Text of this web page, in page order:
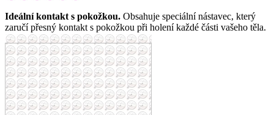
Ideální kontakt s pokožkou. Obsahuje speciální nástavec, který
zaručí přesný kontakt s pokožkou při holení každé části vašeho těla.